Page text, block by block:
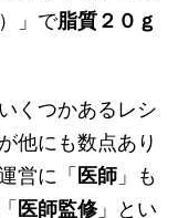
」で脂質２０ｇ
くつかあるレシ
他にも数点あり
営に「医師 」も
医師監修」とい